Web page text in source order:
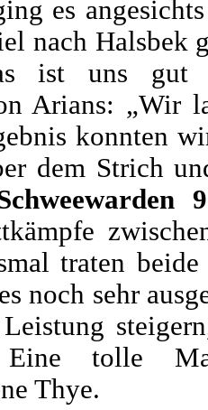
es
nach Halsbek
ist uns gut
Arians: „Wir
konnten
dem Strich
traten
noch sehr
Eine tolle
Thye.